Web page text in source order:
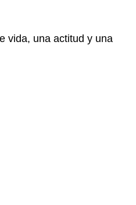
vida, una actitud y una